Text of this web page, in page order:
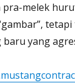
pra-melek
yang